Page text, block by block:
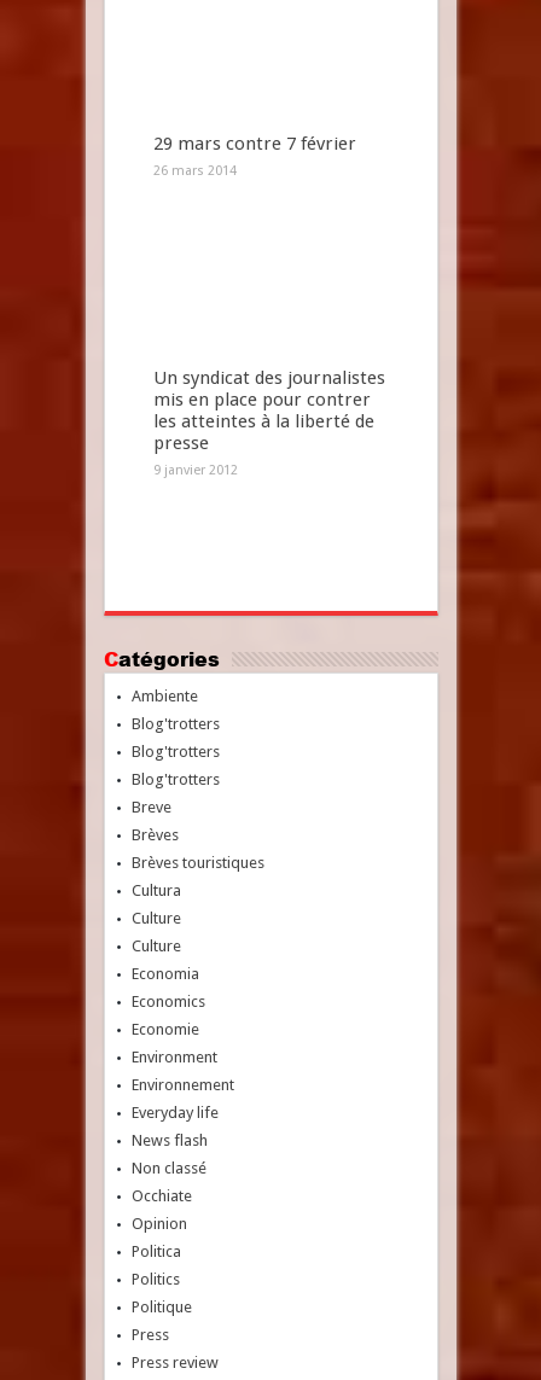
29 mars contre 7 février
26 mars 2014
Un syndicat des journalistes
mis en place pour contrer
les atteintes à la liberté de
presse
9 janvier 2012
Catégories
Ambiente
Blog'trotters
Blog'trotters
Blog'trotters
Breve
Brèves
Brèves touristiques
Cultura
Culture
Culture
Economia
Economics
Economie
Environment
Environnement
Everyday life
News flash
Non classé
Occhiate
Opinion
Politica
Politics
Politique
Press
Press review